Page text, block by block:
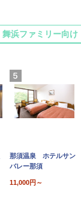
那須温泉 ホテルサン
バレー那須
11,000円～
舞浜ファミリー向け